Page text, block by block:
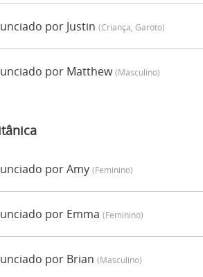
por Justin (criança, Garoto)
por Matthew(masculino)
por Amy (feminino)
por Emma (feminino)
por Brian (masculino)